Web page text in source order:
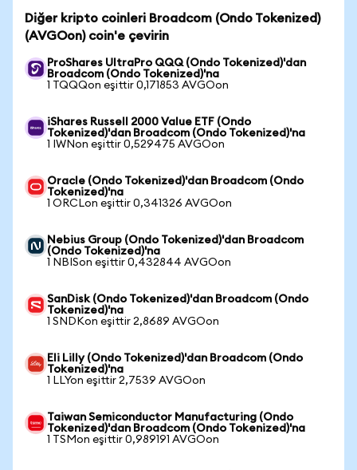
Diğer kripto coinleri Broadcom (Ondo Tokenized)
(AVGOon) coin'e çevirin
ProShares UltraPro QQQ (Ondo Tokenized)'dan
Broadcom (Ondo Tokenized)'na
1 TQQQon eşittir 0,171853 AVGOon
iShares Russell 2000 Value ETF (Ondo
Tokenized)'dan Broadcom (Ondo Tokenized)'na
1 IWNon eşittir 0,529475 AVGOon
Oracle (Ondo Tokenized)'dan Broadcom (Ondo
Tokenized)'na
1 ORCLon eşittir 0,341326 AVGOon
Nebius Group (Ondo Tokenized)'dan Broadcom
(Ondo Tokenized)'na
1 NBISon eşittir 0,432844 AVGOon
SanDisk (Ondo Tokenized)'dan Broadcom (Ondo
Tokenized)'na
1 SNDKon eşittir 2,8689 AVGOon
Eli Lilly (Ondo Tokenized)'dan Broadcom (Ondo
Tokenized)'na
1 LLYon eşittir 2,7539 AVGOon
Taiwan Semiconductor Manufacturing (Ondo
Tokenized)'dan Broadcom (Ondo Tokenized)'na
1 TSMon eşittir 0,989191 AVGOon